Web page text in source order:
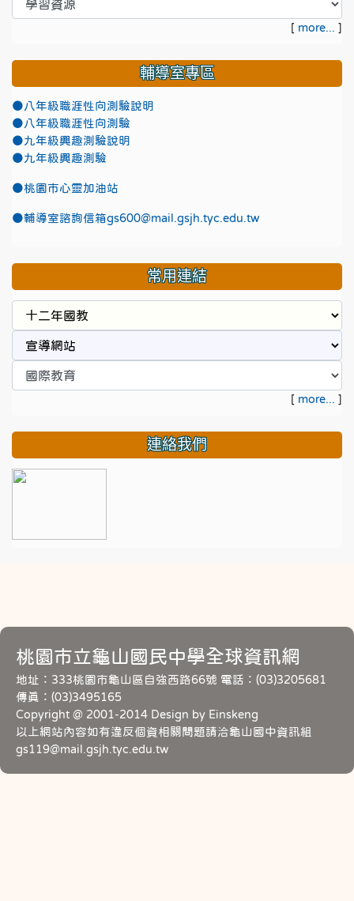
[ more... ]
輔導室專區
●八年級職涯性向測驗說明
●八年級職涯性向測驗
●九年級興趣測驗說明
●九年級興趣測驗
●桃園市心靈加油站
●輔導室諮詢信箱gs600@mail.gsjh.tyc.edu.tw
常用連結
[ more... ]
連絡我們
桃園市立龜山國民中學全球資訊網
地址：333桃園市龜山區自強西路66號 電話：(03)3205681
傳真：(03)3495165
Copyright @ 2001-2014 Design by Einskeng
以上網站內容如有違反個資相關問題請洽龜山國中資訊組
gs119@mail.gsjh.tyc.edu.tw